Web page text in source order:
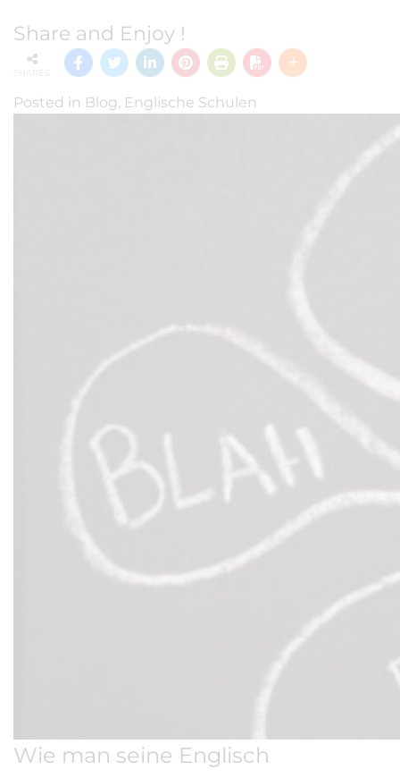
Share and Enjoy !
Posted in Blog, Englische Schulen
Wie man seine Englisch